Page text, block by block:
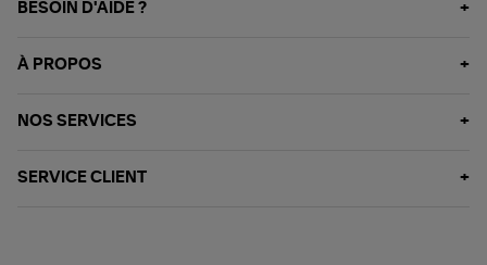
BESOIN D'AIDE ?
À PROPOS
NOS SERVICES
SERVICE CLIENT